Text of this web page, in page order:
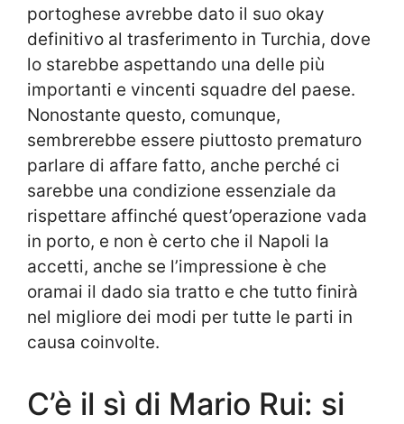
portoghese avrebbe dato il suo okay
definitivo al trasferimento in Turchia, dove
lo starebbe aspettando una delle più
importanti e vincenti squadre del paese.
Nonostante questo, comunque,
sembrerebbe essere piuttosto prematuro
parlare di affare fatto, anche perché ci
sarebbe una condizione essenziale da
rispettare affinché quest’operazione vada
in porto, e non è certo che il Napoli la
accetti, anche se l’impressione è che
oramai il dado sia tratto e che tutto finirà
nel migliore dei modi per tutte le parti in
causa coinvolte.
C’è il sì di Mario Rui: si